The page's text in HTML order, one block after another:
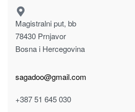
Magistralni put, bb
78430 Prnjavor
Bosna i Hercegovina
sagadoo@gmail.com
+387 51 645 030